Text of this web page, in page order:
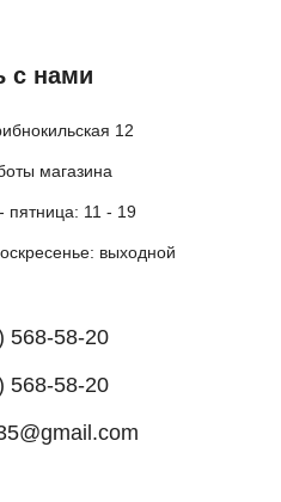
с нами
12
магазина
пятница: 11 - 19
выходной
568-58-20
568-58-20